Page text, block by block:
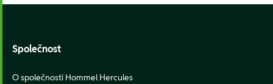
Footer
Společnost
O společnosti Hommel Hercules